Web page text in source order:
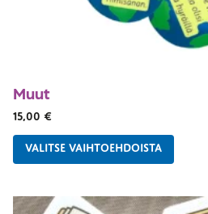
Muut
15,00 €
VALITSE VAIHTOEHDOISTA